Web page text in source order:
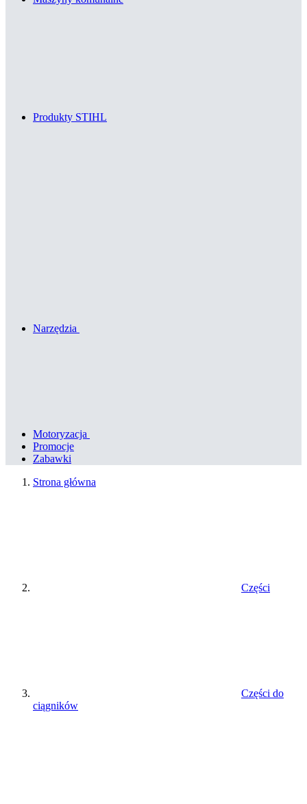
Produkty STIHL
Narzędzia
Motoryzacja
Promocje
Zabawki
Strona główna
Części
Części do
ciągników